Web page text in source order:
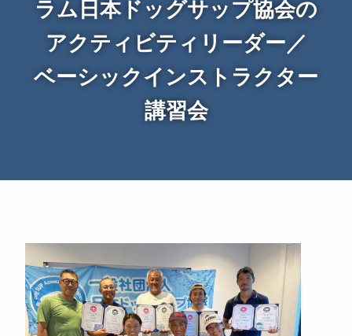
ジュニア育成特別レッスン「Jクラブ」Spesハンターマニア
バッジテスト キャンプ・イベント
フォト＆ムービー
アドバイザー紹介 ご予約・お問い合わせ
ご予約・お問い合わせ
ニュース
スタッフ紹介
ラム日本ドッグサップ協会の
アクティビティリーダー／
ベーシックインストラクター
講習会